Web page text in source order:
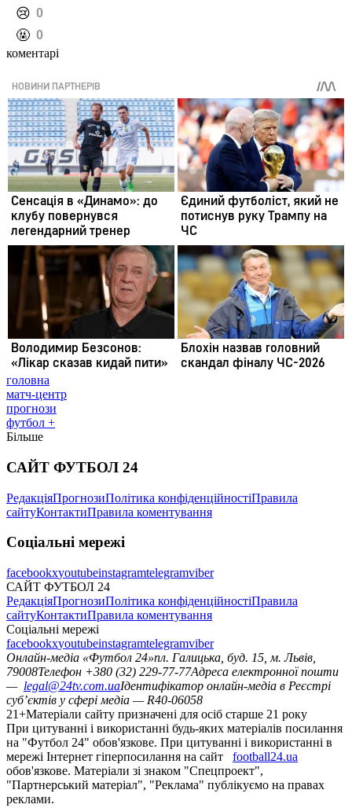
️😢 0
️🤬 0
коментарі
головна
матч-центр
прогнози
футбол +
Більше
САЙТ ФУТБОЛ 24
РедакціяПрогнозиПолітика конфіденційностіПравила
сайтуКонтактиПравила коментування
Соціальні мережі
facebookxyoutubeinstagramtelegramviber
САЙТ ФУТБОЛ 24
РедакціяПрогнозиПолітика конфіденційностіПравила
сайтуКонтактиПравила коментування
Соціальні мережі
facebookxyoutubeinstagramtelegramviber
Онлайн-медіа «Футбол 24»пл. Галицька, буд. 15, м. Львів,
79008Телефон +380 (32) 229-77-77Адреса електронної пошти
— legal@24tv.com.uaІдентифікатор онлайн-медіа в Реєстрі
суб’єктів у сфері медіа — R40-06058
21+Матеріали сайту призначені для осіб старше 21 року
При цитуванні і використанні будь-яких матеріалів посилання
на "Футбол 24" обов'язкове. При цитуванні і використанні в
мережі Інтернет гіперпосилання на сайт
football24.ua
обов'язкове. Матеріали зі знаком "Спецпроект",
"Партнерський матеріал", "Реклама" публікуємо на правах
реклами.